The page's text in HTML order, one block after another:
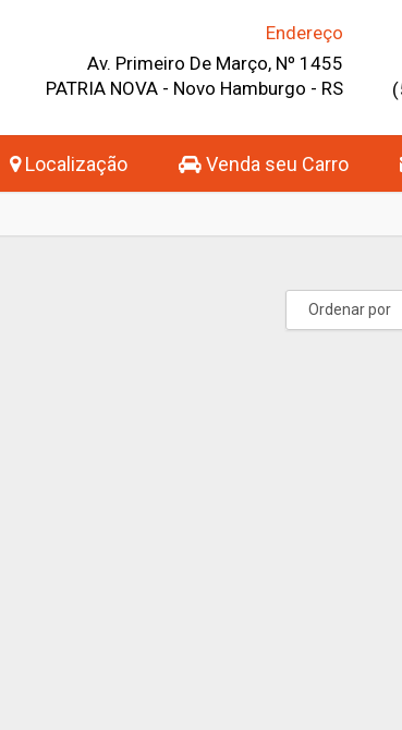
Endereço
Av. Primeiro De Março, Nº 1455
PATRIA NOVA - Novo Hamburgo - RS
Localização Venda seu Carro
Ordenar por